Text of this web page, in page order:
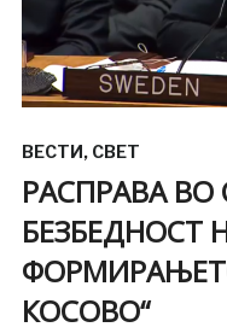
ВЕСТИ, СВЕТ
РАСПРАВА ВО
БЕЗБЕДНОСТ
КОСОВО“